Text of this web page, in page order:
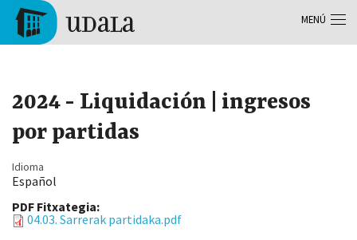
Pasar al contenido principal
2024 - Liquidación | ingresos
por partidas
Idioma
Español
PDF Fitxategia:
04.03. Sarrerak partidaka.pdf
MENÚ